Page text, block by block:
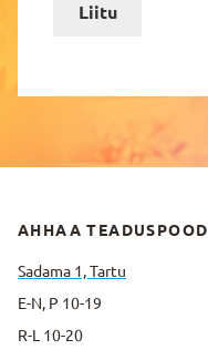
Liitu
AHHAA TEADUSPOOD
Sadama 1, Tartu
E-N, P 10-19
R-L 10-20